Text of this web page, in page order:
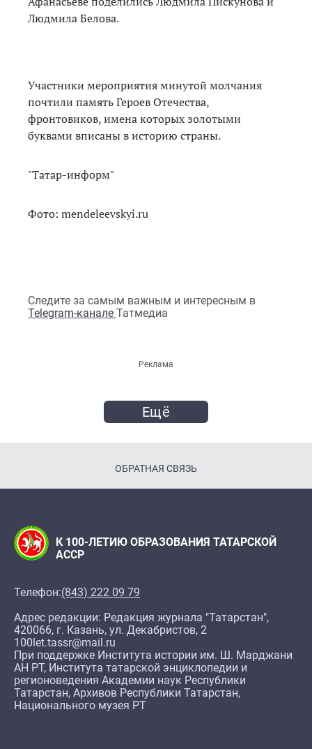
Людмила Белова.
Участники мероприятия минутой молчания
почтили память Героев Отечества,
фронтовиков, имена которых золотыми
буквами вписаны в историю страны.
"Татар-информ"
Фото: mendeleevskyi.ru
Следите за самым важным и интересным в
Telegram-канале Татмедиа
Реклама
Ещё
ОБРАТНАЯ СВЯЗЬ
К 100-ЛЕТИЮ ОБРАЗОВАНИЯ ТАТАРСКОЙ
АССР
Телефон:(843) 222 09 79
Адрес редакции: Редакция журнала "Татарстан",
420066, г. Казань, ул. Декабристов, 2
100let.tassr@mail.ru
При поддержке Института истории им. Ш. Марджани
АН РТ, Института татарской энциклопедии и
регионоведения Академии наук Республики
Татарстан, Архивов Республики Татарстан,
Национального музея РТ